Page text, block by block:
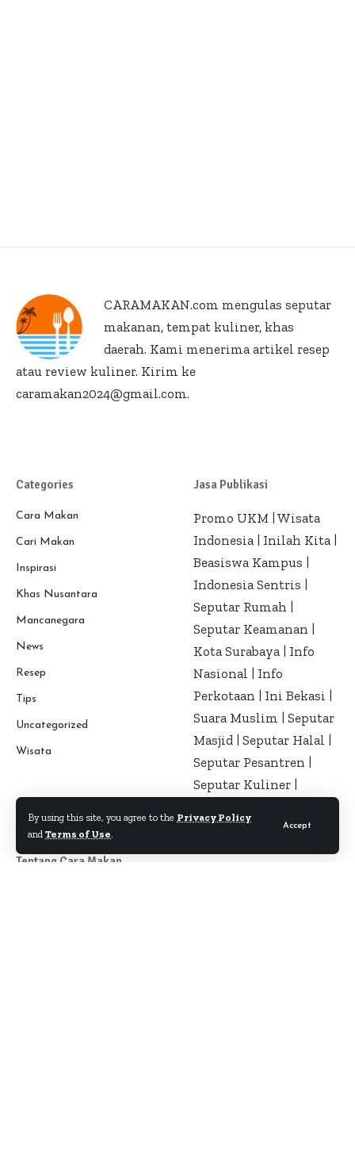
By using this site, you agree to the Privacy Policy
and Terms of Use.
Accept
CARAMAKAN.com mengulas seputar
makanan, tempat kuliner, khas
daerah. Kami menerima artikel resep
atau review kuliner. Kirim ke
caramakan2024@gmail.com.
Categories
Cara Makan
Cari Makan
Inspirasi
Khas Nusantara
Mancanegara
News
Resep
Tips
Uncategorized
Wisata
Jasa Publikasi
Promo UKM Wisata
Indonesia
Inilah Kita
Beasiswa Kampus
Indonesia Sentris
Seputar Rumah
Seputar Keamanan
Kota Surabaya
Info
Nasional
Info
Perkotaan
Ini Bekasi
Suara Muslim
Seputar
Masjid Seputar Halal
Seputar Pesantren
Seputar Kuliner
Tentang Cara Makan